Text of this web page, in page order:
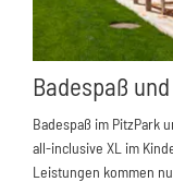
Badespaß
Badespaß im PitzPark
all-inclusive XL im
Leistungen kommen